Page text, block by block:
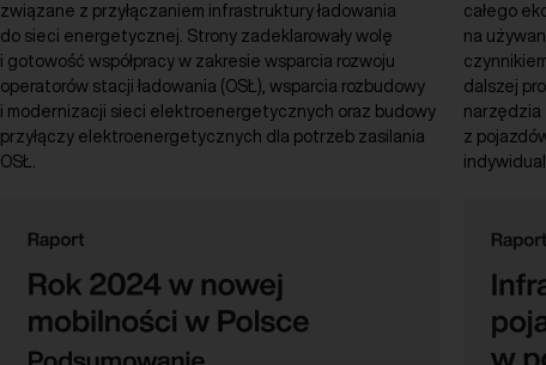
związane z przyłączaniem infrastruktury ładowania
do sieci energetycznej. Strony zadeklarowały wolę
i gotowość współpracy w zakresie wsparcia rozwoju
operatorów stacji ładowania (OSŁ), wsparcia rozbudowy
i modernizacji sieci elektroenergetycznych oraz budowy
przyłączy elektroenergetycznych dla potrzeb zasilania
OSŁ.
całego
na
dalszej
narzędzia
z